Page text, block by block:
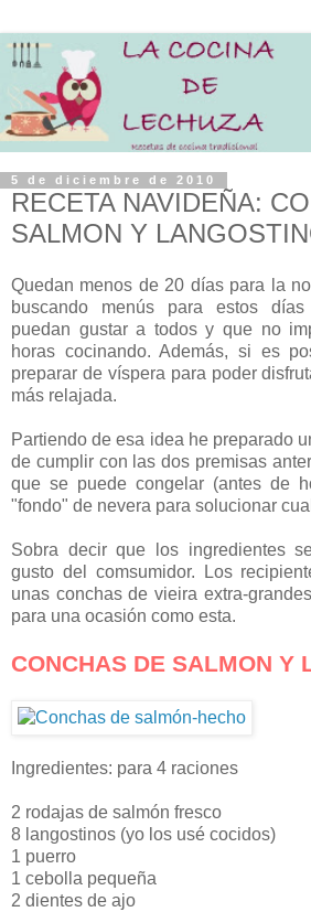
5 de diciembre de 2010
RECETA NAVIDEÑA:
SALMON Y
Quedan menos de 20 días para la
buscando menús para estos
puedan gustar a todos y que no
horas cocinando. Además, si es
preparar de víspera para poder
más relajada.
Partiendo de esa idea he preparado
de cumplir con las dos premisas
que se puede congelar (antes de
"fondo" de nevera para solucionar
Sobra decir que los ingredientes
gusto del comsumidor. Los
unas conchas de vieira extra-
para una ocasión como esta.
CONCHAS DE SALMON Y
Ingredientes: para 4 raciones
2 rodajas de salmón fresco
8 langostinos (yo los usé cocidos)
1 puerro
1 cebolla pequeña
2 dientes de ajo